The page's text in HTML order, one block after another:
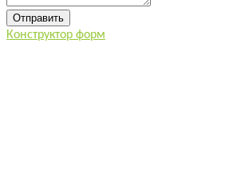
Конструктор форм